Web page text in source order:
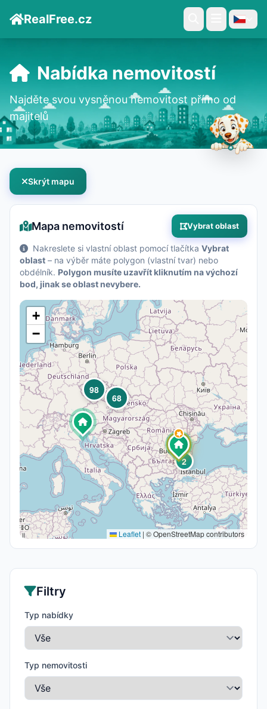
RealFree.cz
Nabídka nemovitostí
Najděte svou vysněnou nemovitost přímo od
majitelů
Skrýt mapu
Mapa nemovitostí Vybrat oblast
Nakreslete si vlastní oblast pomocí tlačítka Vybrat
oblast – na výběr máte polygon (vlastní tvar) nebo
obdélník. Polygon musíte uzavřít kliknutím na výchozí
bod, jinak se oblast nevybere.
2
98
68
+
−
Leaflet | © OpenStreetMap contributors
Filtry
Typ nabídky
Typ nemovitosti